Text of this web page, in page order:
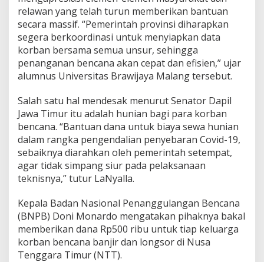
a
t
K
u
c
u
r
a
n
B
a
n
t
a
n
e
n
c
a
n
a
relawan yang telah turun memberikan bantuan
secara massif. “Pemerintah provinsi diharapkan
segera berkoordinasi untuk menyiapkan data
korban bersama semua unsur, sehingga
penanganan bencana akan cepat dan efisien,” ujar
alumnus Universitas Brawijaya Malang tersebut.
Salah satu hal mendesak menurut Senator Dapil
Jawa Timur itu adalah hunian bagi para korban
bencana. “Bantuan dana untuk biaya sewa hunian
dalam rangka pengendalian penyebaran Covid-19,
sebaiknya diarahkan oleh pemerintah setempat,
agar tidak simpang siur pada pelaksanaan
teknisnya,” tutur LaNyalla.
Kepala Badan Nasional Penanggulangan Bencana
(BNPB) Doni Monardo mengatakan pihaknya bakal
memberikan dana Rp500 ribu untuk tiap keluarga
korban bencana banjir dan longsor di Nusa
Tenggara Timur (NTT).